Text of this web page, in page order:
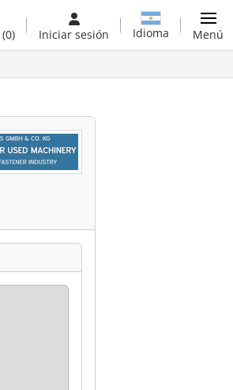
(0) Iniciar sesión Idioma Menú